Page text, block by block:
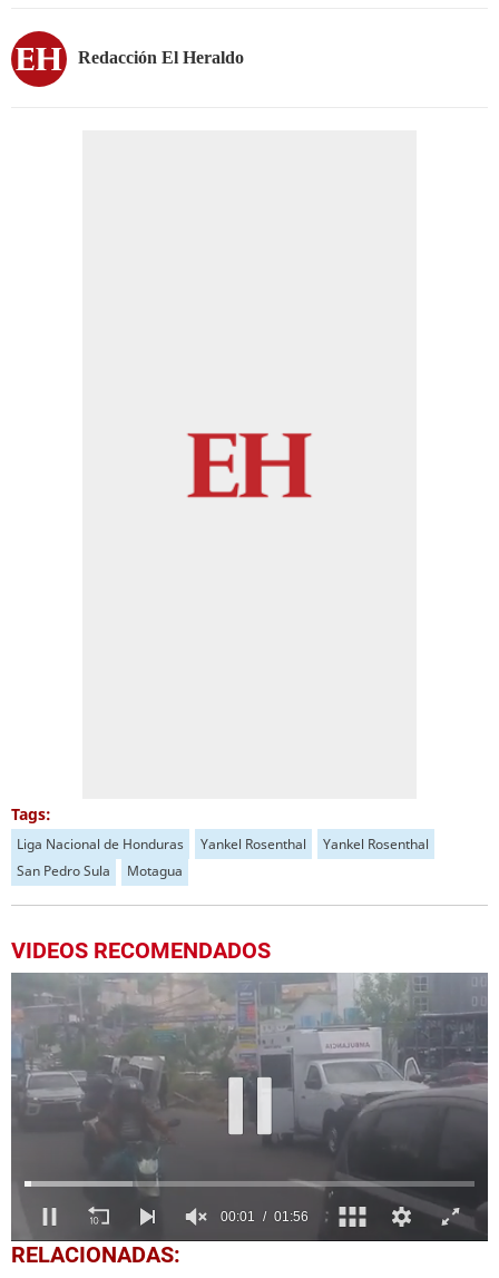
Redacción El Heraldo
Tags:
Liga Nacional de Honduras Yankel Rosenthal
Yankel Rosenthal
San Pedro Sula
Motagua
VIDEOS RECOMENDADOS
0
seconds
RELACIONADAS: